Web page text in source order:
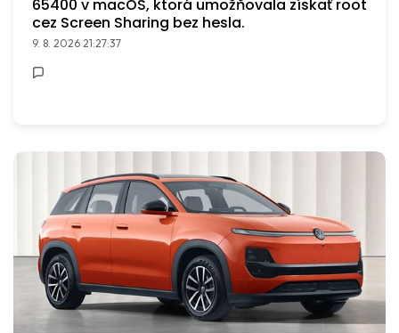
65400 v macOS, ktorá umožňovala získať root
cez Screen Sharing bez hesla.
9. 8. 2026 21:27:37